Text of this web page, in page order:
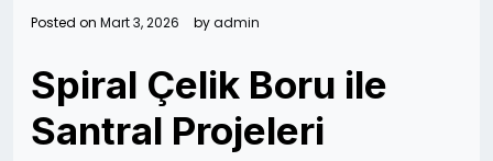
Posted on Mart 3, 2026 byadmin
Spiral Çelik Boru ile
Santral Projeleri